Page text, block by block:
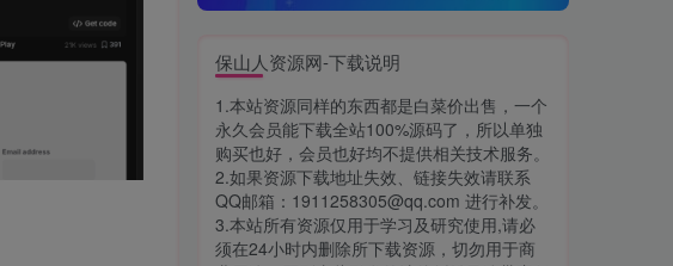
保山人资源网-下载说明
1.本站资源同样的东西都是白菜价出售，一个
永久会员能下载全站100%源码了，所以单独
购买也好，会员也好均不提供相关技术服务。
2.如果资源下载地址失效、链接失效请联系
QQ邮箱：1911258305@qq.com 进行补发。
3.本站所有资源仅用于学习及研究使用,请必
须在24小时内删除所下载资源，切勿用于商